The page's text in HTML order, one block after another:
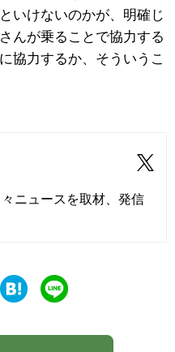
いけないのかが、明確じ
んが乗ることで協力する
協力するか、そういうこ
ニュースを取材、発信